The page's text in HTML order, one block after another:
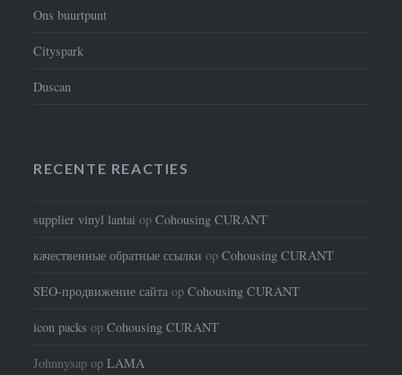
Ons buurtpunt
Cityspark
Duscan
RECENTE REACTIES
supplier vinyl lantai opCohousing CURANT
качественные обратные ссылки opCohousing CURANT
SEO-продвижение сайта opCohousing CURANT
icon packs opCohousing CURANT
Johnnysap opLAMA